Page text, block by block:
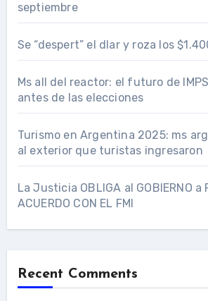
septiembre
Se “despert” el dlar y roza los
Ms all del reactor: el futuro de
antes de las elecciones
Turismo en Argentina 2025: ms
al exterior que turistas ingresaron
La Justicia OBLIGA al GOBIERNO a
ACUERDO CON EL FMI
Recent Comments